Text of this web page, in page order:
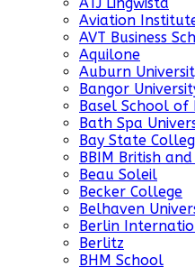
ATJ Lingwista
Aviation
AVT Business
Aquilone
Auburn
Bangor
Basel School of
Bath Spa
Bay State
BBIM British
Beau Soleil
Becker College
Belhaven
Berlin
Berlitz
BHM School